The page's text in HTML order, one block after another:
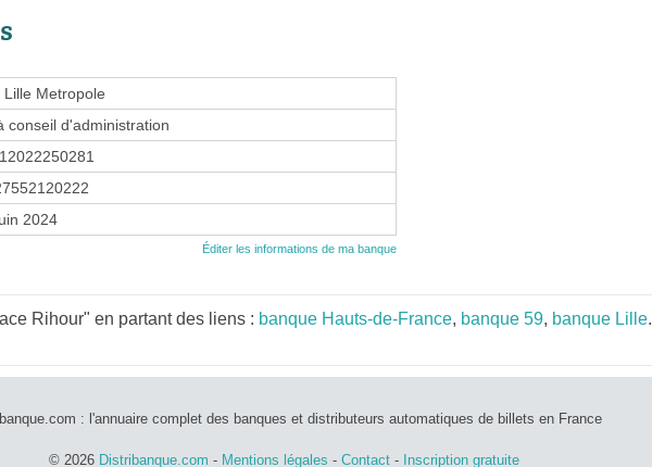
Lille Metropole
conseil d'administration
2024
Éditer les informations de ma banque
Rihour" en partant des liens : banque Hauts-de-France, banque 59, banque Lille.
: l'annuaire complet des banques et distributeurs automatiques de billets en France
© 2026 Distribanque.com - Mentions légales - Contact- Inscription gratuite